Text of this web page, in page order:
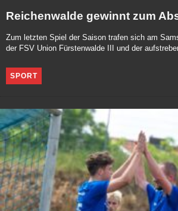
Reichenwalde gewinnt zum
Zum letzten Spiel der Saison trafen sich am
der FSV Union Fürstenwalde III und der
SPORT